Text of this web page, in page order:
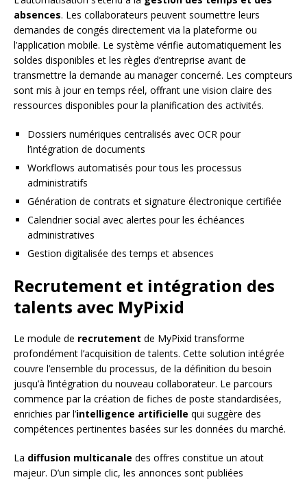
absences. Les collaborateurs peuvent soumettre leurs
demandes de congés directement via la plateforme ou
l’application mobile. Le système vérifie automatiquement les
soldes disponibles et les règles d’entreprise avant de
transmettre la demande au manager concerné. Les compteurs
sont mis à jour en temps réel, offrant une vision claire des
ressources disponibles pour la planification des activités.
Dossiers numériques centralisés avec OCR pour
l’intégration de documents
Workflows automatisés pour tous les processus
administratifs
Génération de contrats et signature électronique certifiée
Calendrier social avec alertes pour les échéances
administratives
Gestion digitalisée des temps et absences
Recrutement et intégration des
talents avec MyPixid
Le module de recrutement de MyPixid transforme
profondément l’acquisition de talents. Cette solution intégrée
couvre l’ensemble du processus, de la définition du besoin
jusqu’à l’intégration du nouveau collaborateur. Le parcours
commence par la création de fiches de poste standardisées,
enrichies par l’intelligence artificielle qui suggère des
compétences pertinentes basées sur les données du marché.
La diffusion multicanale des offres constitue un atout
majeur. D’un simple clic, les annonces sont publiées